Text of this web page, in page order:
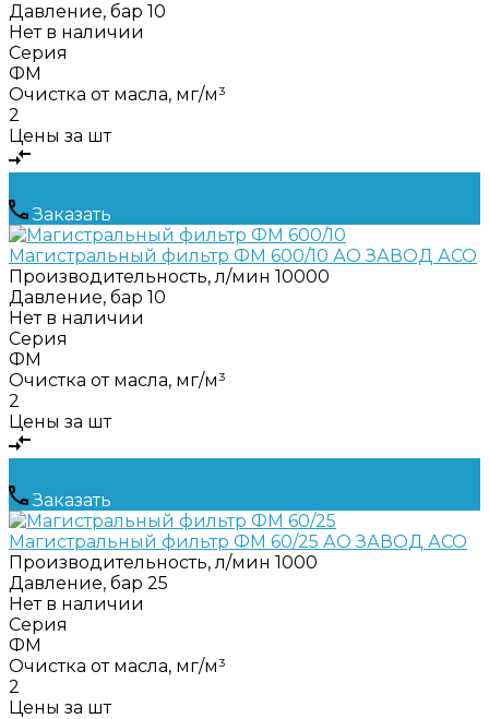
Давление, бар 10
Нет в наличии
Серия
ФМ
Очистка от масла, мг/м³
2
Цены за шт
Заказать
Магистральный фильтр ФМ 600/10 АО ЗАВОД АСО
Производительность, л/мин 10000
Давление, бар 10
Нет в наличии
Серия
ФМ
Очистка от масла, мг/м³
2
Цены за шт
Заказать
Магистральный фильтр ФМ 60/25 АО ЗАВОД АСО
Производительность, л/мин 1000
Давление, бар 25
Нет в наличии
Серия
ФМ
Очистка от масла, мг/м³
2
Цены за шт